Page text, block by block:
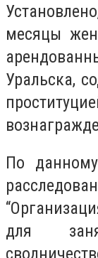
месяцы
Уральска,
По
для